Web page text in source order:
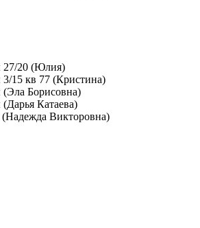
27/20 (Юлия)
15 кв 77 (Кристина)
Борисовна)
Катаева)
Викторовна)